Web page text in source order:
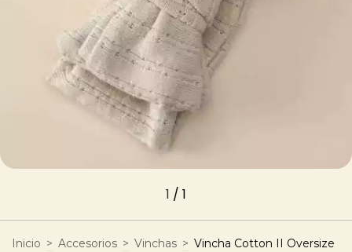
1 / 1
Inicio > Accesorios > Vinchas > Vincha Cotton II Oversize